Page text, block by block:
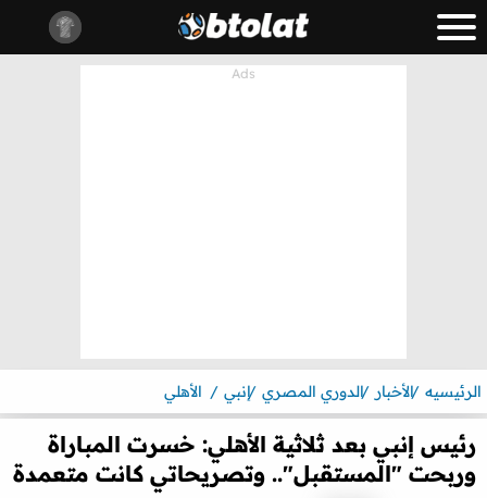
الرئيسيه الأخبار الدوري المصري إنبي الأهلي
رئيس إنبي بعد ثلاثية الأهلي: خسرت المباراة
وربحت "المستقبل".. وتصريحاتي كانت متعمدة